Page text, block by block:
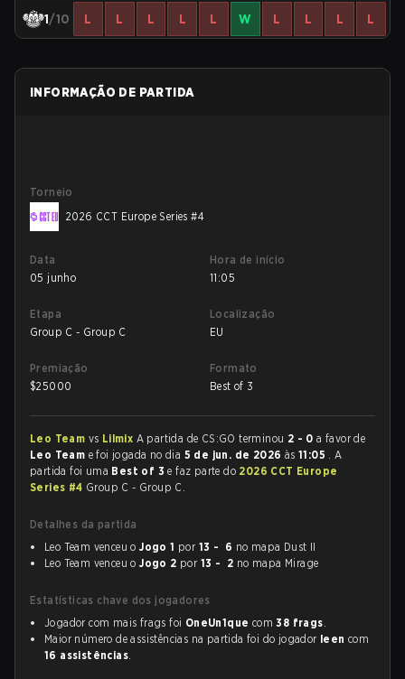
1/10 L L L L L W L L L L
INFORMAÇÃO DE PARTIDA
Torneio
2026 CCT Europe Series #4
Data
05 junho
Hora de início
11:05
Etapa
Group C - Group C
Localização
EU
Premiação
$25000
Formato
Best of 3
Leo Team vs Lilmix A partida de CS:GO terminou 2 - 0 a favor de
Leo Team e foi jogada no dia 5 de jun. de 2026 às11:05 . A
partida foi uma Best of 3e faz parte do 2026 CCT Europe
Series #4 Group C - Group C.
Detalhes da partida
Leo Team venceu oJogo 1 por 13 - 6 no mapa Dust II
Leo Team venceu oJogo 2 por 13 - 2 no mapa Mirage
Estatísticas chave dos jogadores
Jogador com mais frags foi OneUn1que com38 frags.
Maior número de assistências na partida foi do jogador leen com
16 assistências.